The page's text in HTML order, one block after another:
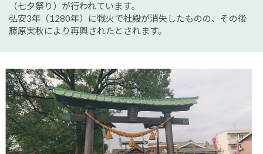
（七夕祭り）が行われています。
弘安3年（1280年）に戦火で社殿が消失したものの、その後
藤原実秋により再興されたとされます。